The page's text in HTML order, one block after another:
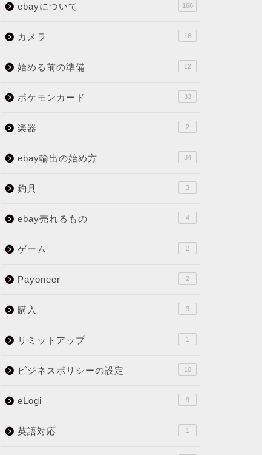
ebayについて 166
カメラ 16
始める前の準備 12
ポケモンカード 33
楽器 2
ebay輸出の始め方 34
釣具 3
ebay売れるもの 4
ゲーム 2
Payoneer 2
購入 3
リミットアップ 1
ビジネスポリシーの設定 10
eLogi 9
英語対応 1